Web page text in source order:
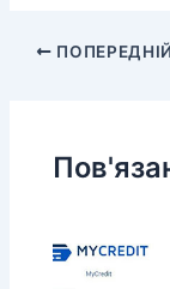
ПОПЕРЕДНІЙ